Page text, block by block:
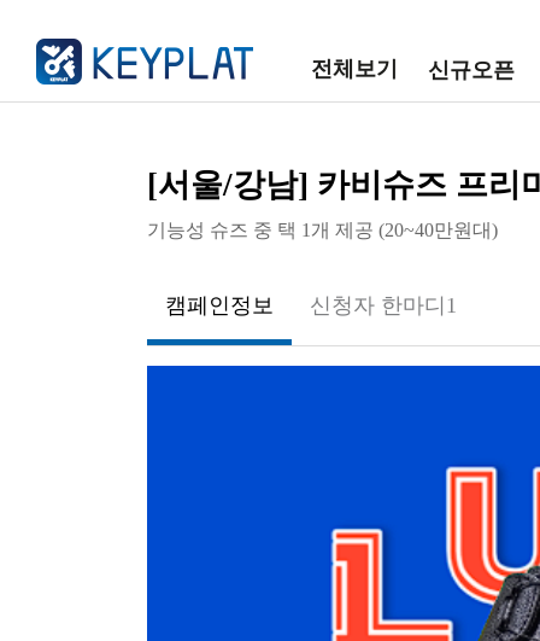
전체보기 신규오픈
[서울/강남] 카비슈즈 프리
기능성 슈즈 중 택 1개 제공 (20~40만원대)
캠페인정보 신청자 한마디 1